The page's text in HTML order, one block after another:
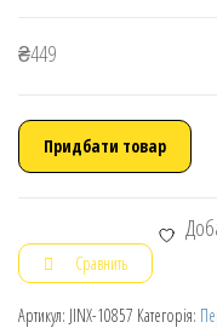
₴449
Придбати товар
Сравнить
Артикул: JINX-10857 Категорія: